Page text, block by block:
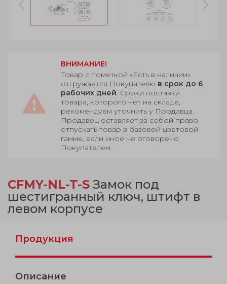
ВНИМАНИЕ!
Товар с пометкой «Есть в наличии»
отгружается Покупателю в срок до 6
рабочих дней. Сроки поставки
товара, которого нет на складе,
рекомендуем уточнить у Продавца.
Продавец оставляет за собой право
отпускать товар в базовой цветовой
гамме, если иное не оговорено
Покупателем.
CFMY-NL-T-S Замок под
шестигранный ключ, штифт в
левом корпусе
Продукция
Описание